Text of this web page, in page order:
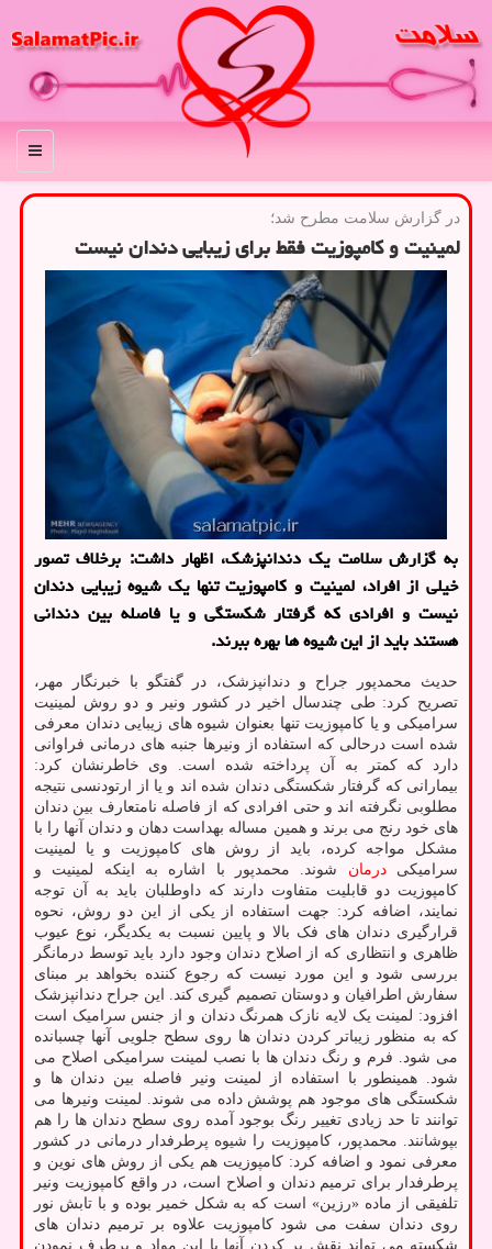
منو
در گزارش سلامت مطرح شد؛
لمینیت و كامپوزیت فقط برای زیبایی دندان نیست
به گزارش سلامت یك دندانپزشك، اظهار داشت: برخلاف تصور
خیلی از افراد، لمینیت و كامپوزیت تنها یك شیوه زیبایی دندان
نیست و افرادی كه گرفتار شكستگی و یا فاصله بین دندانی
هستند باید از این شیوه ها بهره ببرند.
حدیث محمدپور جراح و دندانپزشک، در گفتگو با خبرنگار مهر،
تصریح کرد: طی چندسال اخیر در کشور ونیر و دو روش لمینیت
سرامیکی و یا کامپوزیت تنها بعنوان شیوه های زیبایی دندان معرفی
شده است درحالی که استفاده از ونیرها جنبه های درمانی فراوانی
دارد که کمتر به آن پرداخته شده است. وی خاطرنشان کرد:
بیمارانی که گرفتار شکستگی دندان شده اند و یا از ارتودنسی نتیجه
مطلوبی نگرفته اند و حتی افرادی که از فاصله نامتعارف بین دندان
های خود رنج می برند و همین مساله بهداست دهان و دندان آنها را با
مشکل مواجه کرده، باید از روش های کامپوزیت و یا لمینیت
سرامیکیدرمان شوند. محمدپور با اشاره به اینکه لمینیت و
کامپوزیت دو قابلیت متفاوت دارند که داوطلبان باید به آن توجه
نمایند، اضافه کرد: جهت استفاده از یکی از این دو روش، نحوه
قرارگیری دندان های فک بالا و پایین نسبت به یکدیگر، نوع عیوب
ظاهری و انتظاری که از اصلاح دندان وجود دارد باید توسط درمانگر
بررسی شود و این مورد نیست که رجوع کننده بخواهد بر مبنای
سفارش اطرافیان و دوستان تصمیم گیری کند. این جراح دندانپزشک
افزود: لمینت یک لایه نازک همرنگ دندان و از جنس سرامیک است
که به منظور زیباتر کردن دندان ها روی سطح جلویی آنها چسبانده
می شود. فرم و رنگ دندان ها با نصب لمینت سرامیکی اصلاح می
شود. همینطور با استفاده از لمینت ونیر فاصله بین دندان ها و
شکستگی های موجود هم پوشش داده می شوند. لمینت ونیرها می
توانند تا حد زیادی تغییر رنگ بوجود آمده روی سطح دندان ها را هم
بپوشانند. محمدپور، کامپوزیت را شیوه پرطرفدار درمانی در کشور
معرفی نمود و اضافه کرد: کامپوزیت هم یکی از روش های نوین و
پرطرفدار برای ترمیم دندان و اصلاح است، در واقع کامپوزیت ونیر
تلفیقی از ماده «رزین» است که به شکل خمیر بوده و با تابش نور
روی دندان سفت می شود کامپوزیت علاوه بر ترمیم دندان های
شکسته می تواند نقش پر کردن آنها با این مواد و برطرف نمودن